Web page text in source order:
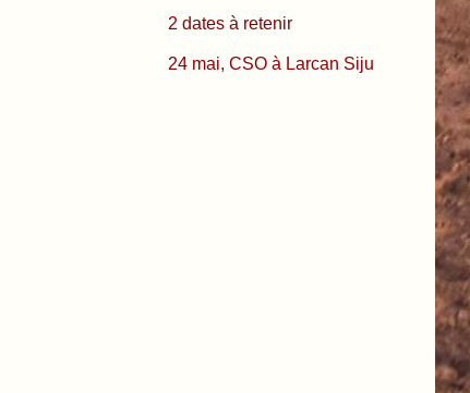
2 dates à retenir
24 mai, CSO à Larcan Siju